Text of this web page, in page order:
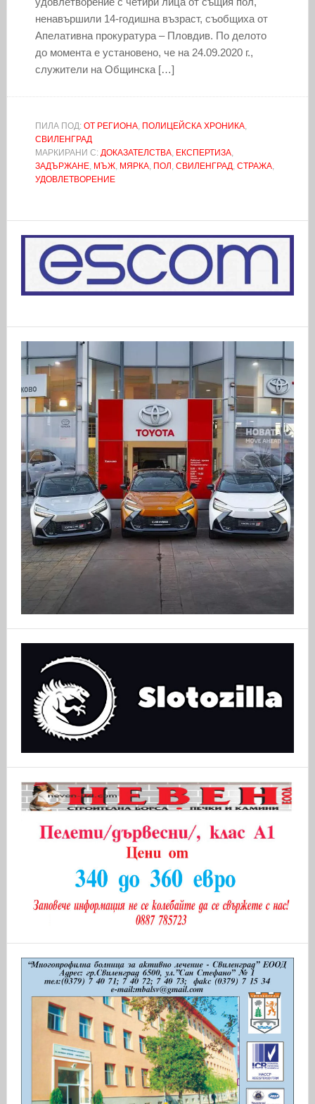
ненавършили 14-годишна възраст, съобщиха от
Апелативна прокуратура – Пловдив. По делото
до момента е установено, че на 24.09.2020 г.,
служители на Общинска […]
ПИЛА ПОД: ОТ РЕГИОНА, ПОЛИЦЕЙСКА ХРОНИКА,
СВИЛЕНГРАД
МАРКИРАНИ С: ДОКАЗАТЕЛСТВА, ЕКСПЕРТИЗА,
ЗАДЪРЖАНЕ, МЪЖ, МЯРКА, ПОЛ , СВИЛЕНГРАД, СТРАЖА,
УДОВЛЕТВОРЕНИЕ